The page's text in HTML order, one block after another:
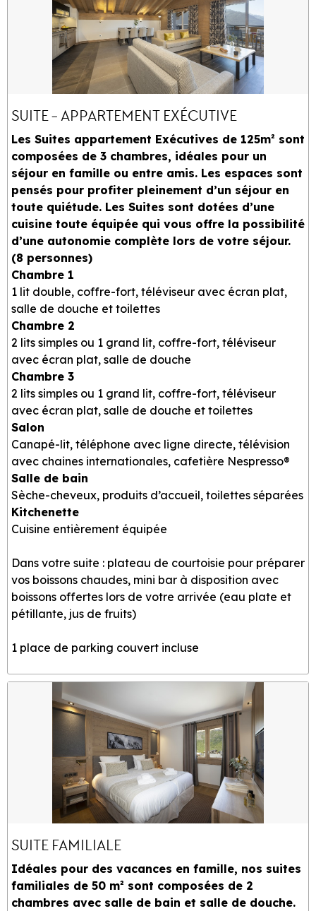
SUITE - APPARTEMENT EXÉCUTIVE
Les Suites appartement Exécutives de 125m² sont
composées de 3 chambres, idéales pour un
séjour en famille ou entre amis. Les espaces sont
pensés pour profiter pleinement d’un séjour en
toute quiétude. Les Suites sont dotées d’une
cuisine toute équipée qui vous offre la possibilité
d’une autonomie complète lors de votre séjour.
(8 personnes)
Chambre 1
1 lit double, coffre-fort, téléviseur avec écran plat,
salle de douche et toilettes
Chambre 2
2 lits simples ou 1 grand lit, coffre-fort, téléviseur
avec écran plat, salle de douche
Chambre 3
2 lits simples ou 1 grand lit, coffre-fort, téléviseur
avec écran plat, salle de douche et toilettes
Salon
Canapé-lit, téléphone avec ligne directe, télévision
avec chaines internationales, cafetière Nespresso®
Salle de bain
Sèche-cheveux, produits d’accueil, toilettes séparées
Kitchenette
Cuisine entièrement équipée
Dans votre suite : plateau de courtoisie pour préparer
vos boissons chaudes, mini bar à disposition avec
boissons offertes lors de votre arrivée (eau plate et
pétillante, jus de fruits)
1 place de parking couvert incluse
SUITE FAMILIALE
Idéales pour des vacances en famille, nos suites
familiales de 50 m² sont composées de 2
chambres avec salle de bain et salle de douche.